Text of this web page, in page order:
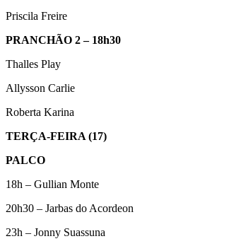
Priscila Freire
PRANCHÃO 2 – 18h30
Thalles Play
Allysson Carlie
Roberta Karina
TERÇA-FEIRA (17)
PALCO
18h – Gullian Monte
20h30 – Jarbas do Acordeon
23h – Jonny Suassuna